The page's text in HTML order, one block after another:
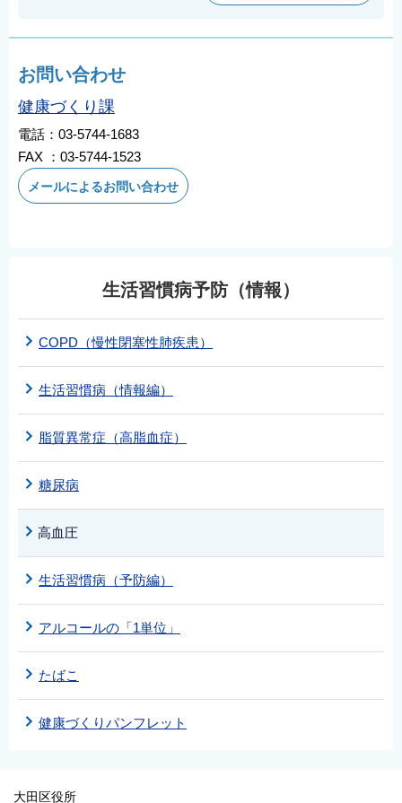
お問い合わせ
健康づくり課
電話：03-5744-1683
FAX ：03-5744-1523
メールによるお問い合わせ
生活習慣病予防（情報）
COPD（慢性閉塞性肺疾患）
生活習慣病（情報編）
脂質異常症（高脂血症）
糖尿病
高血圧
生活習慣病（予防編）
アルコールの「1単位」
たばこ
健康づくりパンフレット
大田区役所